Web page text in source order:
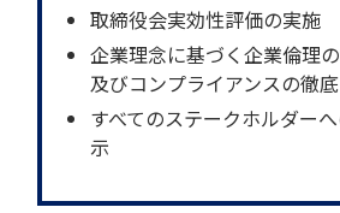
取締役会実効性評価の実施
企業理念に基づく企業倫理
及びコンプライアンスの徹底
すべてのステークホルダー
示